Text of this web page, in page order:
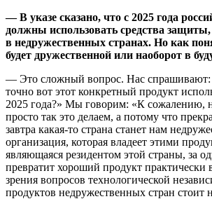
— В указе сказано, что с 2025 года
должны использовать средства
в недружественных странах. Но как
будет дружественной или наоборот в
— Это сложный вопрос. Нас
точно вот этот конкретный продукт
2025 года?» Мы говорим: «К сожалению,
просто так это делаем, а потому что
завтра какая-то страна станет нам
организация, которая владеет этими
являющаяся резидентом этой страны, за
превратит хороший продукт практически
зрения вопросов технологической
продуктов недружественных стран стоит